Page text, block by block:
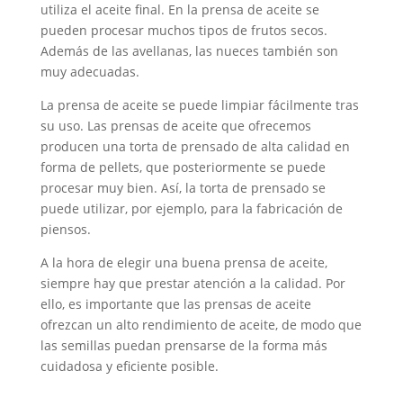
utiliza el aceite final. En la prensa de aceite se
pueden procesar muchos tipos de frutos secos.
Además de las avellanas, las nueces también son
muy adecuadas.
La prensa de aceite se puede limpiar fácilmente tras
su uso. Las prensas de aceite que ofrecemos
producen una torta de prensado de alta calidad en
forma de pellets, que posteriormente se puede
procesar muy bien. Así, la torta de prensado se
puede utilizar, por ejemplo, para la fabricación de
piensos.
A la hora de elegir una buena prensa de aceite,
siempre hay que prestar atención a la calidad. Por
ello, es importante que las prensas de aceite
ofrezcan un alto rendimiento de aceite, de modo que
las semillas puedan prensarse de la forma más
cuidadosa y eficiente posible.